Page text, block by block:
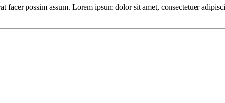
possim assum. Lorem ipsum dolor sit amet, consectetuer